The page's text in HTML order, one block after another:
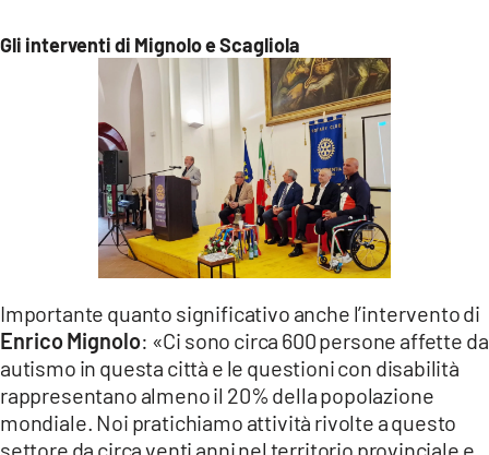
Gli interventi di Mignolo e Scagliola
Importante quanto significativo anche l’intervento di
Enrico Mignolo: «Ci sono circa 600 persone affette da
autismo in questa città e le questioni con disabilità
rappresentano almeno il 20% della popolazione
mondiale. Noi pratichiamo attività rivolte a questo
settore da circa venti anni nel territorio provinciale e